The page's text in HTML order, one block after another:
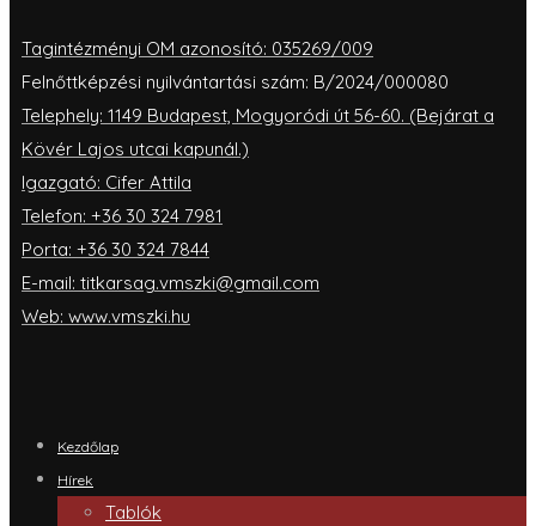
Tagintézményi OM azonosító: 035269/009
Felnőttképzési nyilvántartási szám: B/2024/000080
Telephely: 1149 Budapest, Mogyoródi út 56-60. (Bejárat a
Kövér Lajos utcai kapunál.)
Igazgató: Cifer Attila
Telefon: +36 30 324 7981
Porta: +36 30 324 7844
E-mail: titkarsag.vmszki@gmail.com
Web: www.vmszki.hu
Kezdőlap
Hírek
Tablók